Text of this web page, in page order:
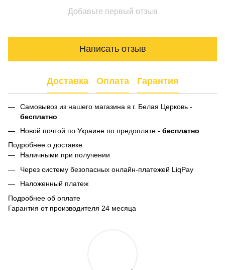
Добавьте первый отзыв
Написать отзыв
Доставка Оплата Гарантия
Самовывоз из нашего магазина в г. Белая Церковь -
бесплатно
Новой почтой по Украине по предоплате - бесплатно
Подробнее о доставке
Наличными при получении
Через систему безопасных онлайн-платежей LiqPay
Наложенный платеж
Подробнее об оплате
Гарантия от производителя 24 месяца